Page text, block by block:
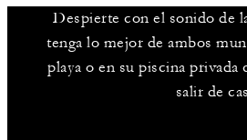
Despierte con el sonido de
tenga lo mejor de ambos
playa o en su piscina
salir de